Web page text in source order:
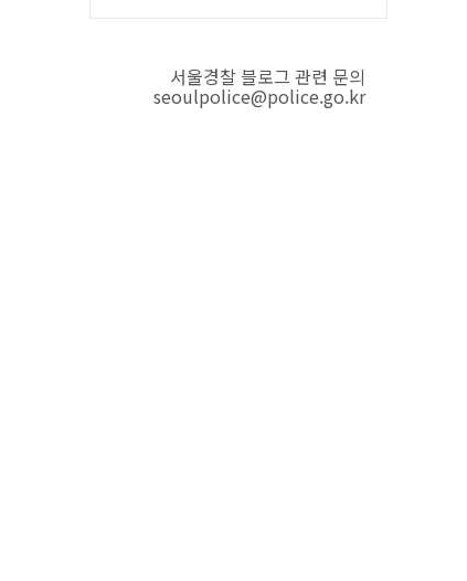
서울경찰 블로그 관련 문의
seoulpolice@police.go.kr